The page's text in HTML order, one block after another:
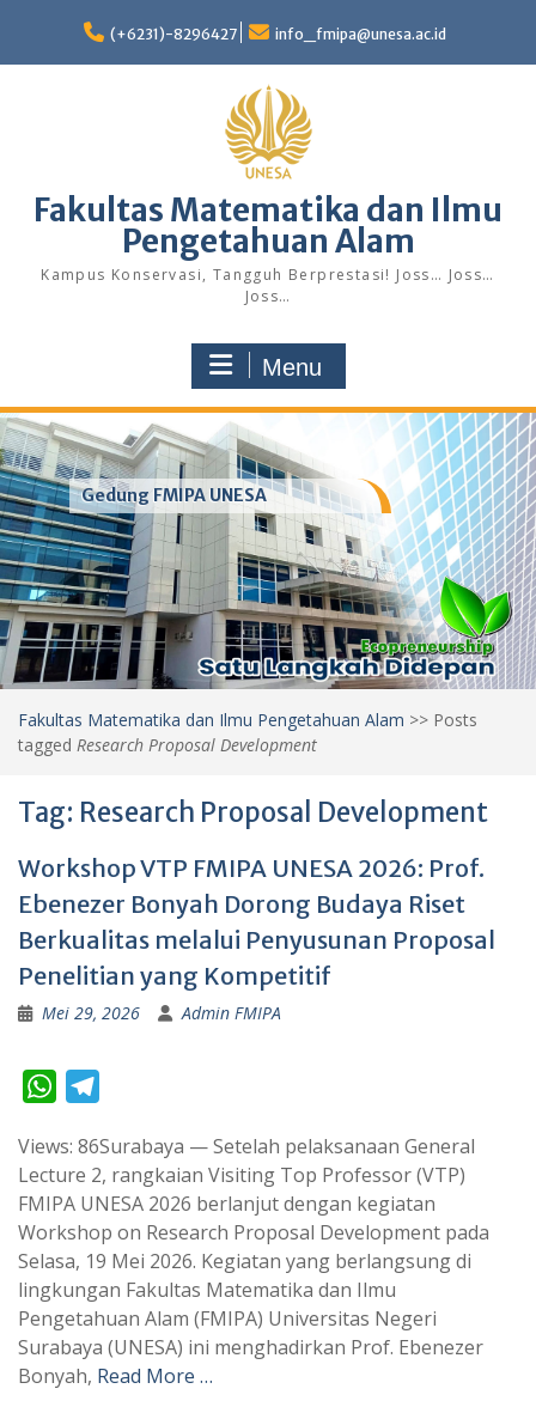
content
(+6231)-8296427 info_fmipa@unesa.ac.id
Fakultas Matematika dan Ilmu
Pengetahuan Alam
Kampus Konservasi, Tangguh Berprestasi! Joss… Joss…
Joss…
Menu
Gedung FMIPA UNESA
Fakultas Matematika dan Ilmu Pengetahuan Alam >> Posts
tagged Research Proposal Development
Tag: Research Proposal Development
Workshop VTP FMIPA UNESA 2026: Prof.
Ebenezer Bonyah Dorong Budaya Riset
Berkualitas melalui Penyusunan Proposal
Penelitian yang Kompetitif
Mei 29, 2026 Admin FMIPA
W
a
t
s
A
p
p
l
e
g
r
a
m
Views: 86Surabaya — Setelah pelaksanaan General
Lecture 2, rangkaian Visiting Top Professor (VTP)
FMIPA UNESA 2026 berlanjut dengan kegiatan
Workshop on Research Proposal Development pada
Selasa, 19 Mei 2026. Kegiatan yang berlangsung di
lingkungan Fakultas Matematika dan Ilmu
Pengetahuan Alam (FMIPA) Universitas Negeri
Surabaya (UNESA) ini menghadirkan Prof. Ebenezer
Bonyah, Read More …